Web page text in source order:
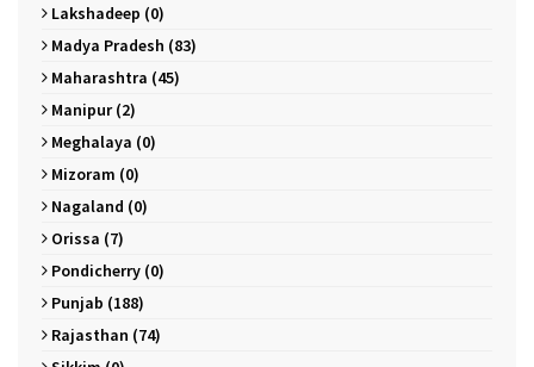
Lakshadeep (0)
Madya Pradesh (83)
Maharashtra (45)
Manipur (2)
Meghalaya (0)
Mizoram (0)
Nagaland (0)
Orissa (7)
Pondicherry (0)
Punjab (188)
Rajasthan (74)